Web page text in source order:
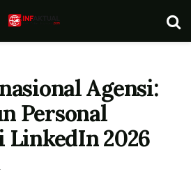
Agensi:
Personal
LinkedIn 2026